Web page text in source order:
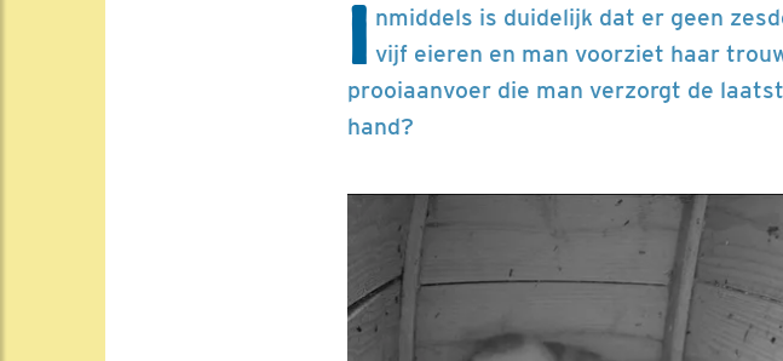
I nmiddels is duidelijk dat er geen
vijf eieren en man voorziet haar
prooiaanvoer die man verzorgt de
hand?